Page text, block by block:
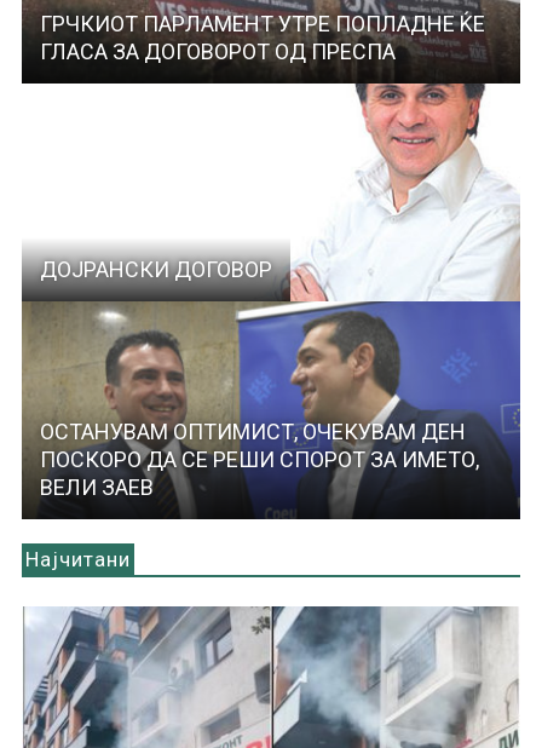
ГРЧКИОТ ПАРЛАМЕНТ УТРЕ ПОПЛАДНЕ ЌЕ
ГЛАСА ЗА ДОГОВОРОТ ОД ПРЕСПА
ДОЈРАНСКИ ДОГОВОР
ОСТАНУВАМ ОПТИМИСТ, ОЧЕКУВАМ ДЕН
ПОСКОРО ДА СЕ РЕШИ СПОРОТ ЗА ИМЕТО,
ВЕЛИ ЗАЕВ
Најчитани